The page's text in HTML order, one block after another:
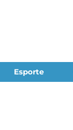
Esporte